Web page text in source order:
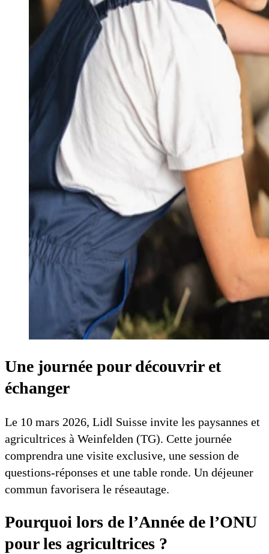
Une journée pour découvrir et
échanger
Le 10 mars 2026, Lidl Suisse invite les paysannes et
agricultrices à Weinfelden (TG). Cette journée
comprendra une visite exclusive, une session de
questions-réponses et une table ronde. Un déjeuner
commun favorisera le réseautage.
Pourquoi lors de l’Année de l’ONU
pour les agricultrices ?